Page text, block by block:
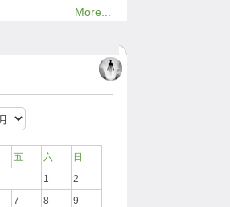
More...
五 六
日
1
2
7 8
9